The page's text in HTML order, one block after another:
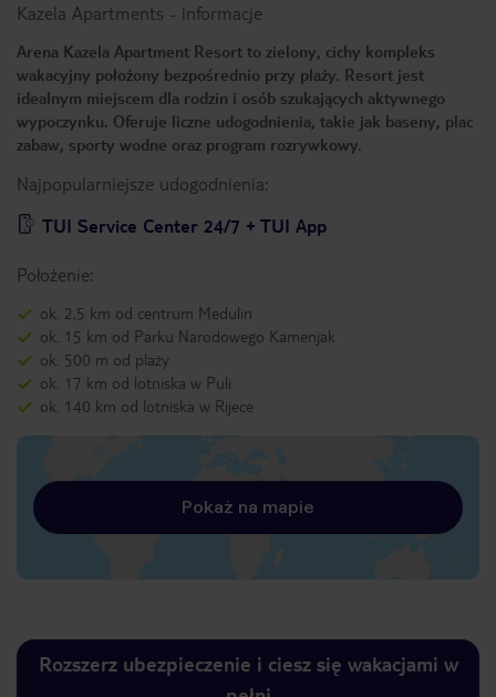
Kazela Apartments - informacje
Arena Kazela Apartment Resort to zielony, cichy kompleks
wakacyjny położony bezpośrednio przy plaży. Resort jest
idealnym miejscem dla rodzin i osób szukających aktywnego
wypoczynku. Oferuje liczne udogodnienia, takie jak baseny, plac
zabaw, sporty wodne oraz program rozrywkowy.
Najpopularniejsze udogodnienia:
TUI Service Center 24/7 + TUI App
Położenie:
ok. 2,5 km od centrum Medulin
ok. 15 km od Parku Narodowego Kamenjak
ok. 500 m od plaży
ok. 17 km od lotniska w Puli
ok. 140 km od lotniska w Rijece
Pokaż na mapie
Rozszerz ubezpieczenie i ciesz się wakacjami w